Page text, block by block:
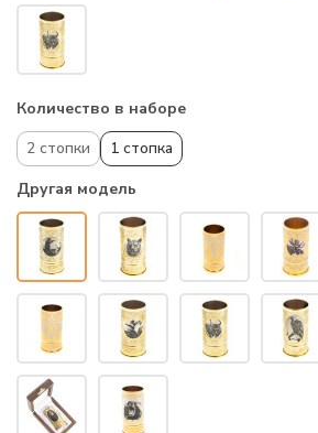
Количество в наборе
2 стопки
1 стопка
Другая модель